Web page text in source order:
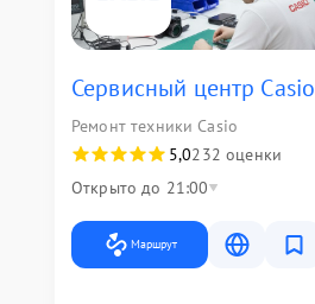
Сервисный центр Casio
Ремонт техники Casio
5,0232 оценки
Открыто до 21:00
Маршрут